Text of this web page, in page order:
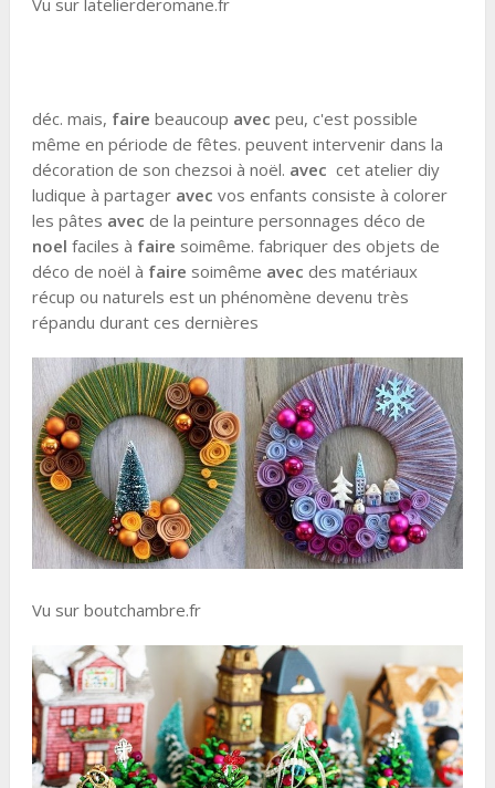
Vu sur latelierderomane.fr
déc. mais, faire beaucoup avec peu, c'est possible
même en période de fêtes. peuvent intervenir dans la
décoration de son chezsoi à noël. avec cet atelier diy
ludique à partager avec vos enfants consiste à colorer
les pâtes avec de la peinture personnages déco de
noel faciles à faire soimême. fabriquer des objets de
déco de noël à faire soimême avec des matériaux
récup ou naturels est un phénomène devenu très
répandu durant ces dernières
Vu sur boutchambre.fr